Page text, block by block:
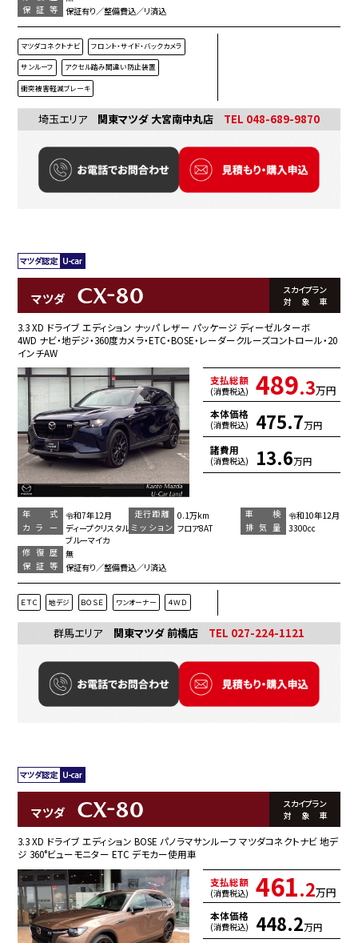
保証等
保証有り／整備費込／リ済込
マツダコネクトナビ フロント・サイド・バックカメラ
サンルーフ アクセル踏み間違い防止装置
衝突被害軽減ブレーキ
埼玉エリア 関東マツダ 大宮南中丸店 TEL 048-689-9870
マツダ CX-80
スカイプラン
対象車
3.3 XD ドライブ エディション ナッパ レザー パッケージ ディーゼルターボ
4WD ナビ・地デジ・360度カメラ・ETC・BOSE・レーダークルーズコントロール・20
インチAW
支払総額
(消費税込) 489.3万円
本体価格
(消費税込) 475.7万円
諸費用
(消費税込) 13.6万円
年 式 令和7年12月 走行距離 0.1万km 車 検
令和10年12月
カラー
ディープクリスタル
ブルーマイカ
ミッション フロア8AT 排気量
3300cc
修復歴
無
保証等
保証有り／整備費込／リ済込
ＥＴＣ 地デジ ＢＯＳＥ ワンオーナー ４ＷＤ
群馬エリア 関東マツダ 前橋店 TEL 027-224-1121
マツダ CX-80
スカイプラン
対象車
3.3 XD ドライブ エディション BOSE パノラマサンルーフ マツダコネクトナビ 地デ
ジ 360°ビューモニター ETC デモカー使用車
支払総額
(消費税込) 461.2万円
本体価格
(消費税込) 448.2万円